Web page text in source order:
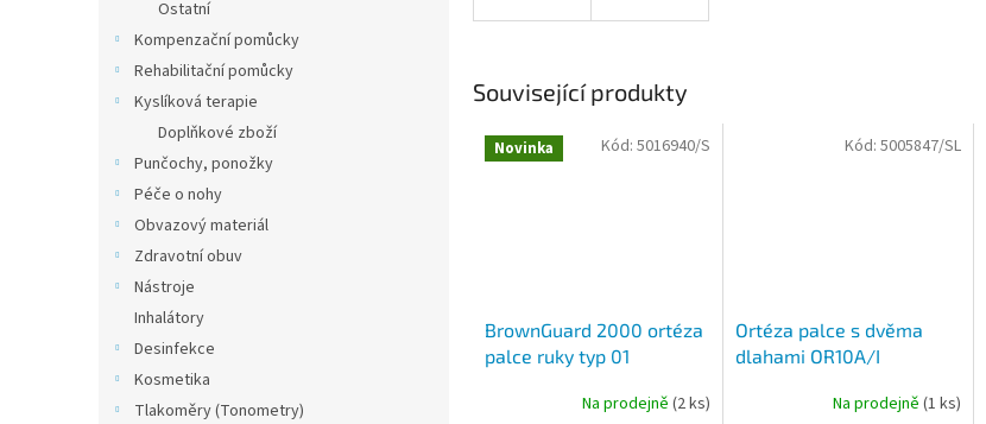
Ostatní
Kompenzační pomůcky
Rehabilitační pomůcky
Kyslíková terapie
Doplňkové zboží
Punčochy, ponožky
Péče o nohy
Obvazový materiál
Zdravotní obuv
Nástroje
Inhalátory
Desinfekce
Kosmetika
Tlakoměry (Tonometry)
Související produkty
Novinka
BrownGuard 2000 ortéza
palce ruky typ 01
Na prodejně (2 ks)
Kód: 5016940/S
Ortéza palce s dvěma
dlahami OR10A/I
Na prodejně (1 ks)
Kód: 5005847/SL